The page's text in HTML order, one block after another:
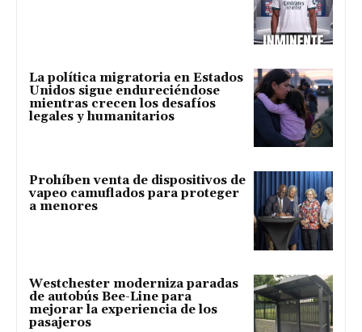
La política migratoria en Estados
Unidos sigue endureciéndose
mientras crecen los desafíos
legales y humanitarios
Prohíben venta de dispositivos de
vapeo camuflados para proteger
a menores
Westchester moderniza paradas
de autobús Bee-Line para
mejorar la experiencia de los
pasajeros